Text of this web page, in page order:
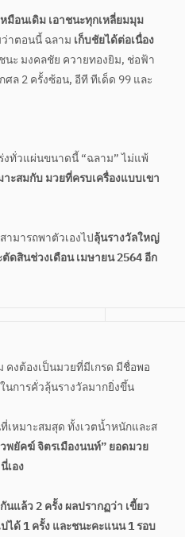
มือนเดิม เอาชนะทุกเหลี่ยมมุม
าตอนนี้ ฉลาม เก็บชัยได้ต่อเนื่อง
ะ มงคลชัย ควายทองยิม, ช่อฟ้า
ล 2 ครั้งซ้อน, อีที ทีเด็ด 99 และ
ทั่วแผ่นขนาดนี้ “ฉลาม” ไม่แพ้
ะสมกับ มวยที่ครบเครื่องแบบเขา
ามารถพาตัวเองไปลุ้นรางวัลใหญ่
ดสินช่วงเดือน เมษายน 2564 อีก
งต้องเป็นมวยที่มีเกรด มีชื่อพอ
นการคั่วลุ้นรางวัลมากยิ่งขึ้น
เหมาะสมสุด ทั้งเวตน้ำหนักและส
พยัคฆ์ จิตรเมืองนนท์” ยอดมวย
เอง
แล้ว 2 ครั้ง ผลปรากฏว่า เขี้ยว
ด้ 1 ครั้ง และชนะคะแนน 1 รอบ